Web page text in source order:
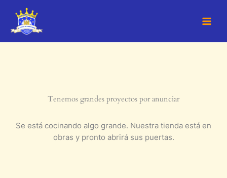
contenido
Tenemos grandes proyectos por anunciar
Se está cocinando algo grande. Nuestra tienda está en
obras y pronto abrirá sus puertas.